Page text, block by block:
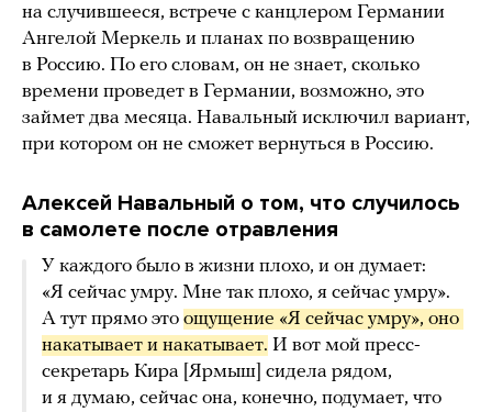
на случившееся, встрече с канцлером Германии
Ангелой Меркель и планах по возвращению
в Россию. По его словам, он не знает, сколько
времени проведет в Германии, возможно, это
займет два месяца. Навальный исключил вариант,
при котором он не сможет вернуться в Россию.
Алексей Навальный о том, что случилось
в самолете после отравления
У каждого было в жизни плохо, и он думает:
«Я сейчас умру. Мне так плохо, я сейчас умру».
А тут прямо это ощущение «Я сейчас умру», оно
накатывает и накатывает. И вот мой пресс-
секретарь Кира [Ярмыш] сидела рядом,
и я думаю, сейчас она, конечно, подумает, что